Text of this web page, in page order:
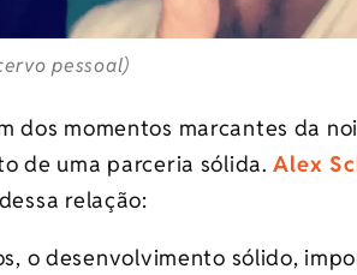
pessoal)
dos momentos marcantes da
de uma parceria sólida.Alex
relação:
o desenvolvimento sólido,